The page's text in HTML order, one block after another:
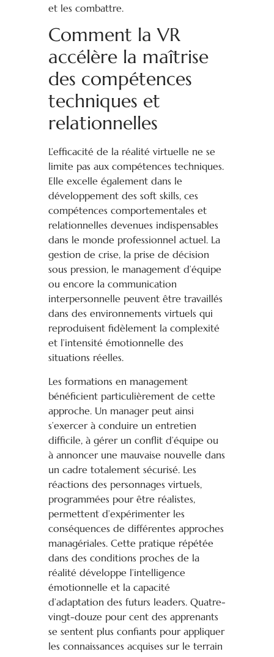
et les combattre.
Comment la VR
accélère la maîtrise
des compétences
techniques et
relationnelles
L’efficacité de la réalité virtuelle ne se
limite pas aux compétences techniques.
Elle excelle également dans le
développement des soft skills, ces
compétences comportementales et
relationnelles devenues indispensables
dans le monde professionnel actuel. La
gestion de crise, la prise de décision
sous pression, le management d’équipe
ou encore la communication
interpersonnelle peuvent être travaillés
dans des environnements virtuels qui
reproduisent fidèlement la complexité
et l’intensité émotionnelle des
situations réelles.
Les formations en management
bénéficient particulièrement de cette
approche. Un manager peut ainsi
s’exercer à conduire un entretien
difficile, à gérer un conflit d’équipe ou
à annoncer une mauvaise nouvelle dans
un cadre totalement sécurisé. Les
réactions des personnages virtuels,
programmées pour être réalistes,
permettent d’expérimenter les
conséquences de différentes approches
managériales. Cette pratique répétée
dans des conditions proches de la
réalité développe l’intelligence
émotionnelle et la capacité
d’adaptation des futurs leaders. Quatre-
vingt-douze pour cent des apprenants
se sentent plus confiants pour appliquer
les connaissances acquises sur le terrain